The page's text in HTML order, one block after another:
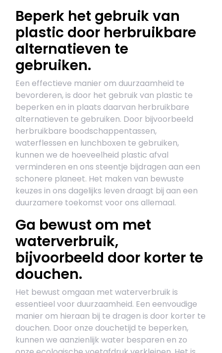
Beperk het gebruik van
plastic door herbruikbare
alternatieven te
gebruiken.
Een effectieve manier om duurzaamheid te
bevorderen, is door het gebruik van plastic te
beperken en in plaats daarvan herbruikbare
alternatieven te gebruiken. Door bijvoorbeeld
herbruikbare boodschappentassen,
waterflessen en lunchboxen te gebruiken,
kunnen we de hoeveelheid plastic afval
verminderen en ons steentje bijdragen aan een
schonere planeet. Het maken van bewuste
keuzes in ons dagelijks leven draagt bij aan een
duurzamere toekomst voor ons allemaal.
Ga bewust om met
waterverbruik,
bijvoorbeeld door korter te
douchen.
Het bewust omgaan met waterverbruik is
essentieel voor duurzaamheid. Een eenvoudige
manier om hieraan bij te dragen is door korter te
douchen. Door onze douchetijd te beperken,
kunnen we aanzienlijk water besparen en zo